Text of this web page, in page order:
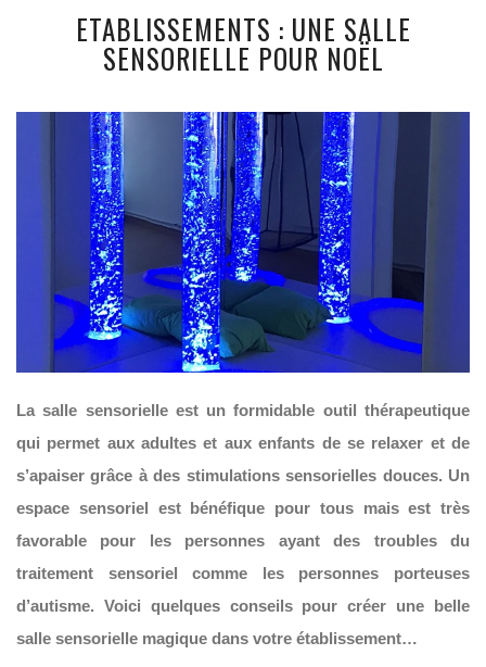
ETABLISSEMENTS : UNE SALLE
SENSORIELLE POUR NOËL
La salle sensorielle est un formidable outil thérapeutique
qui permet aux adultes et aux enfants de se relaxer et de
s’apaiser grâce à des stimulations sensorielles douces. Un
espace sensoriel est bénéfique pour tous mais est très
favorable pour les personnes ayant des troubles du
traitement sensoriel comme les personnes porteuses
d’autisme. Voici quelques conseils pour créer une belle
salle sensorielle magique dans votre établissement…